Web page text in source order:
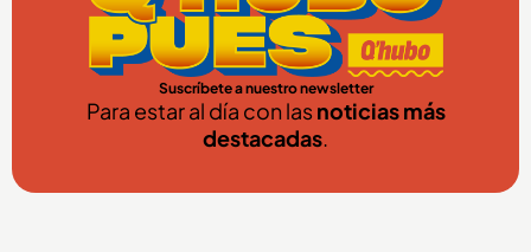
Suscríbete a nuestro newsletter
Para estar al día con lasnoticias más
destacadas.